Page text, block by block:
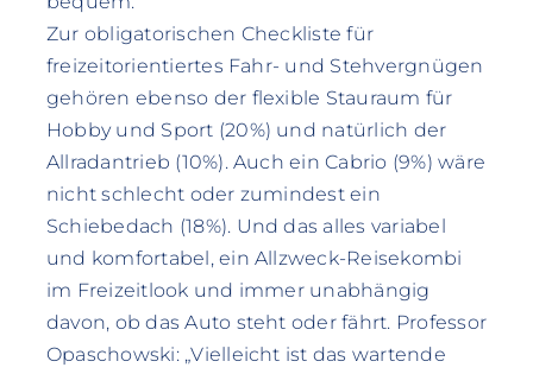
Zur obligatorischen Checkliste für
freizeitorientiertes Fahr- und Stehvergnügen
gehören ebenso der flexible Stauraum für
Hobby und Sport (20%) und natürlich der
Allradantrieb (10%). Auch ein Cabrio (9%) wäre
nicht schlecht oder zumindest ein
Schiebedach (18%). Und das alles variabel
und komfortabel, ein Allzweck-Reisekombi
im Freizeitlook und immer unabhängig
davon, ob das Auto steht oder fährt. Professor
Opaschowski: „Vielleicht ist das wartende